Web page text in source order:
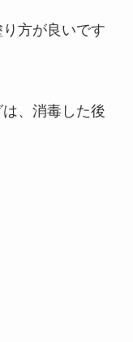
方が良いです
、消毒した後